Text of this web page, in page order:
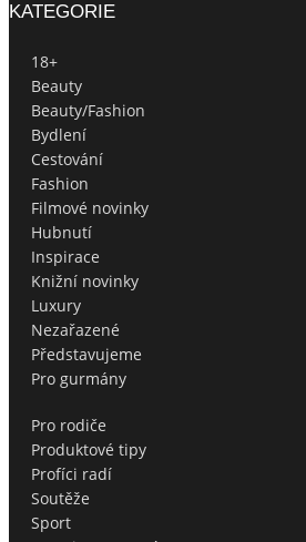
KATEGORIE
18+
Beauty
Beauty/Fashion
Bydlení
Cestování
Fashion
Filmové novinky
Hubnutí
Inspirace
Knižní novinky
Luxury
Nezařazené
Představujeme
Pro gurmány
Pro rodiče
Produktové tipy
Profíci radí
Soutěže
Sport